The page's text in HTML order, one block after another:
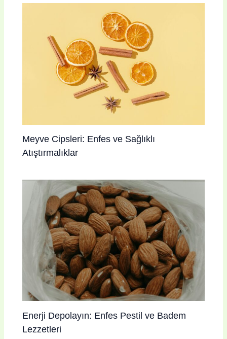
Meyve Cipsleri: Enfes ve Sağlıklı
Atıştırmalıklar
Enerji Depolayın: Enfes Pestil ve Badem
Lezzetleri